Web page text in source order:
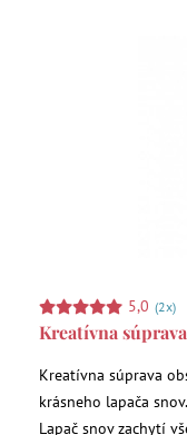
5,0 (2x)
Kreatívna
Kreatívna súprava
krásneho lapača
Lapač snov zachytí